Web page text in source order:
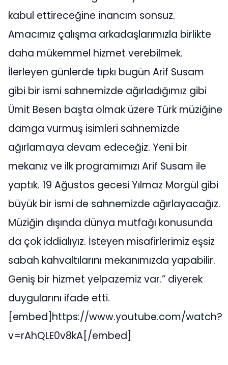
kabul ettireceğine inancım sonsuz.
Amacımız çalışma arkadaşlarımızla birlikte
daha mükemmel hizmet verebilmek.
İlerleyen günlerde tıpkı bugün Arif Susam
gibi bir ismi sahnemizde ağırladığımız gibi
Ümit Besen başta olmak üzere Türk müziğine
damga vurmuş isimleri sahnemizde
ağırlamaya devam edeceğiz. Yeni bir
mekanız ve ilk programımızı Arif Susam ile
yaptık. 19 Ağustos gecesi Yılmaz Morgül gibi
büyük bir ismi de sahnemizde ağırlayacağız.
Müziğin dışında dünya mutfağı konusunda
da çok iddialıyız. İsteyen misafirlerimiz eşsiz
sabah kahvaltılarını mekanımızda yapabilir.
Geniş bir hizmet yelpazemiz var.” diyerek
duygularını ifade etti.
[embed]https://www.youtube.com/watch?
v=rAhQLE0v8kA[/embed]